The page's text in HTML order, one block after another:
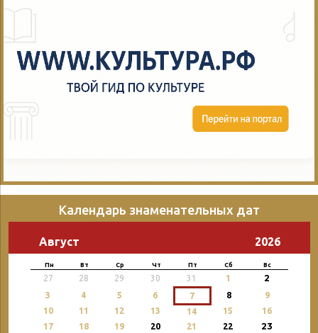
Календарь знаменательных дат
Август 2026
Пн Вт Ср Чт Пт Сб Вс
27 28 29 30 31 1 2
3 4 5 6 7 8
9
10
11 12 13 14 15
16
17
18 19 20 21 22 23